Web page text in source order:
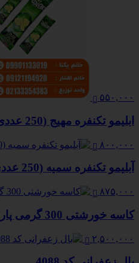
۵۵۰,۰۰۰
ابلیمو تکنفره مهیج (250 عددی)
۸۰۰,۰۰۰
آبلیمو تکنفره سمیه (250 عددی)
۸۷۵,۰۰۰
کاسه خورشتی 300 گرمی پارسه سازان (500 عددی)
۲,۵۰۰,۰۰۰